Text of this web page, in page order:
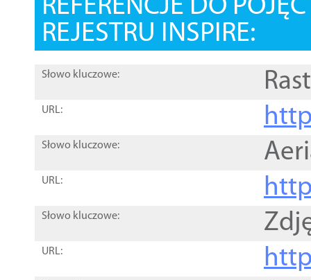
REFERENCJE DO
REJESTRU INSPIRE:
Słowo kluczowe:
URL:
Słowo kluczowe:
URL:
Słowo kluczowe:
URL: